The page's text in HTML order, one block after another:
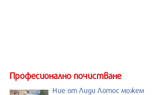
Професионално почистване
Ние от Лиди Лотос можем